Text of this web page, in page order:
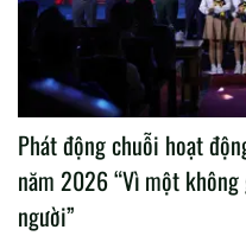
Phát động chuỗi hoạt
năm 2026 “Vì một
người”